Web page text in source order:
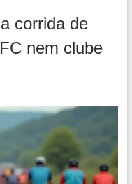
corrida de
nem clube